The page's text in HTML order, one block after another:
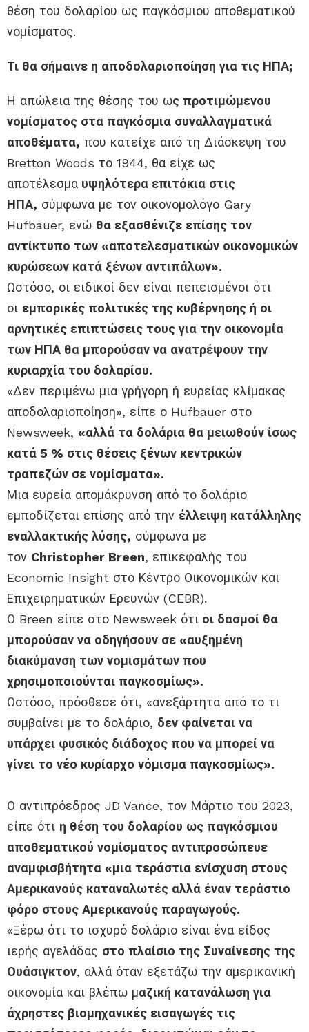
θέση του δολαρίου ως παγκόσμιου αποθεματικού
νομίσματος.
Τι θα σήμαινε η αποδολαριοποίηση για τις ΗΠΑ;
Η απώλεια της θέσης του ως προτιμώμενου
νομίσματος στα παγκόσμια συναλλαγματικά
αποθέματα, που κατείχε από τη Διάσκεψη του
Bretton Woods το 1944, θα είχε ως
αποτέλεσμα υψηλότερα επιτόκια στις
ΗΠΑ, σύμφωνα με τον οικονομολόγο Gary
Hufbauer, ενώ θα εξασθένιζε επίσης τον
αντίκτυπο των «αποτελεσματικών οικονομικών
κυρώσεων κατά ξένων αντιπάλων».
Ωστόσο, οι ειδικοί δεν είναι πεπεισμένοι ότι
οι εμπορικές πολιτικές της κυβέρνησης ή οι
αρνητικές επιπτώσεις τους για την οικονομία
των ΗΠΑ θα μπορούσαν να ανατρέψουν την
κυριαρχία του δολαρίου.
«Δεν περιμένω μια γρήγορη ή ευρείας κλίμακας
αποδολαριοποίηση», είπε ο Hufbauer στο
Newsweek, «αλλά τα δολάρια θα μειωθούν ίσως
κατά 5 % στις θέσεις ξένων κεντρικών
τραπεζών σε νομίσματα».
Μια ευρεία απομάκρυνση από το δολάριο
εμποδίζεται επίσης από την έλλειψη κατάλληλης
εναλλακτικής λύσης, σύμφωνα με
τον Christopher Breen, επικεφαλής του
Economic Insight στο Κέντρο Οικονομικών και
Επιχειρηματικών Ερευνών (CEBR).
Ο Breen είπε στο Newsweek ότι οι δασμοί θα
μπορούσαν να οδηγήσουν σε «αυξημένη
διακύμανση των νομισμάτων που
χρησιμοποιούνται παγκοσμίως».
Ωστόσο, πρόσθεσε ότι, «ανεξάρτητα από το τι
συμβαίνει με το δολάριο, δεν φαίνεται να
υπάρχει φυσικός διάδοχος που να μπορεί να
γίνει το νέο κυρίαρχο νόμισμα παγκοσμίως».
Ο αντιπρόεδρος JD Vance, τον Μάρτιο του 2023,
είπε ότι η θέση του δολαρίου ως παγκόσμιου
αποθεματικού νομίσματος αντιπροσώπευε
αναμφισβήτητα «μια τεράστια ενίσχυση στους
Αμερικανούς καταναλωτές αλλά έναν τεράστιο
φόρο στους Αμερικανούς παραγωγούς.
«Ξέρω ότι το ισχυρό δολάριο είναι ένα είδος
ιερής αγελάδας στο πλαίσιο της Συναίνεσης της
Ουάσιγκτον, αλλά όταν εξετάζω την αμερικανική
οικονομία και βλέπω μαζική κατανάλωση για
άχρηστες βιομηχανικές εισαγωγές τις